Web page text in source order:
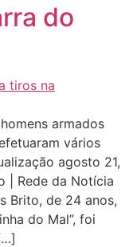
do
armados
vários
agosto 21,
| Rede da Notícia
Brito, de 24 anos,
do Mal”, foi